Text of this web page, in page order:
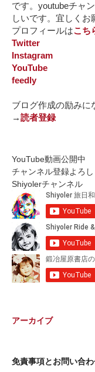
です。youtubeチャ
しいです。宜しくお
プロフィールはこち
Twitter
Instagram
YouTube
feedly
ブログ作成の励みに
→読者登録
YouTube動画公開中
チャンネル登録よろし
Shiyolerチャンネル
アーカイブ
免責事項とお問い合